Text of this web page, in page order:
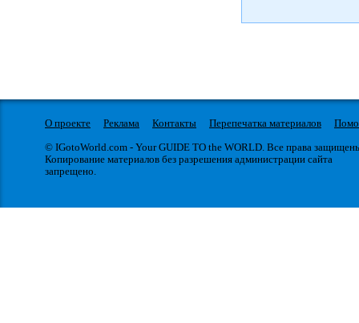
О проекте Реклама Контакты Перепечатка материалов
© IGotoWorld.com - Your GUIDE TO the WORLD. Все права
Копирование материалов без разрешения администрации сайта
запрещено.